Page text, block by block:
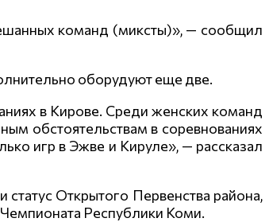
команд (миксты)», — сообщил
оборудуют еще две.
в Кирове. Среди женских команд
обстоятельствам в соревнованиях
игр в Эжве и Кируле», — рассказал
Открытого Первенства района,
Республики Коми.